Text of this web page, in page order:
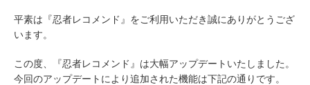
平素は『忍者レコメンド』をご利用いただき誠にありがとうござ
います。
この度、『忍者レコメンド』は大幅アップデートいたしました。
今回のアップデートにより追加された機能は下記の通りです。